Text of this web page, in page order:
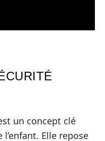
un concept clé
Elle repose